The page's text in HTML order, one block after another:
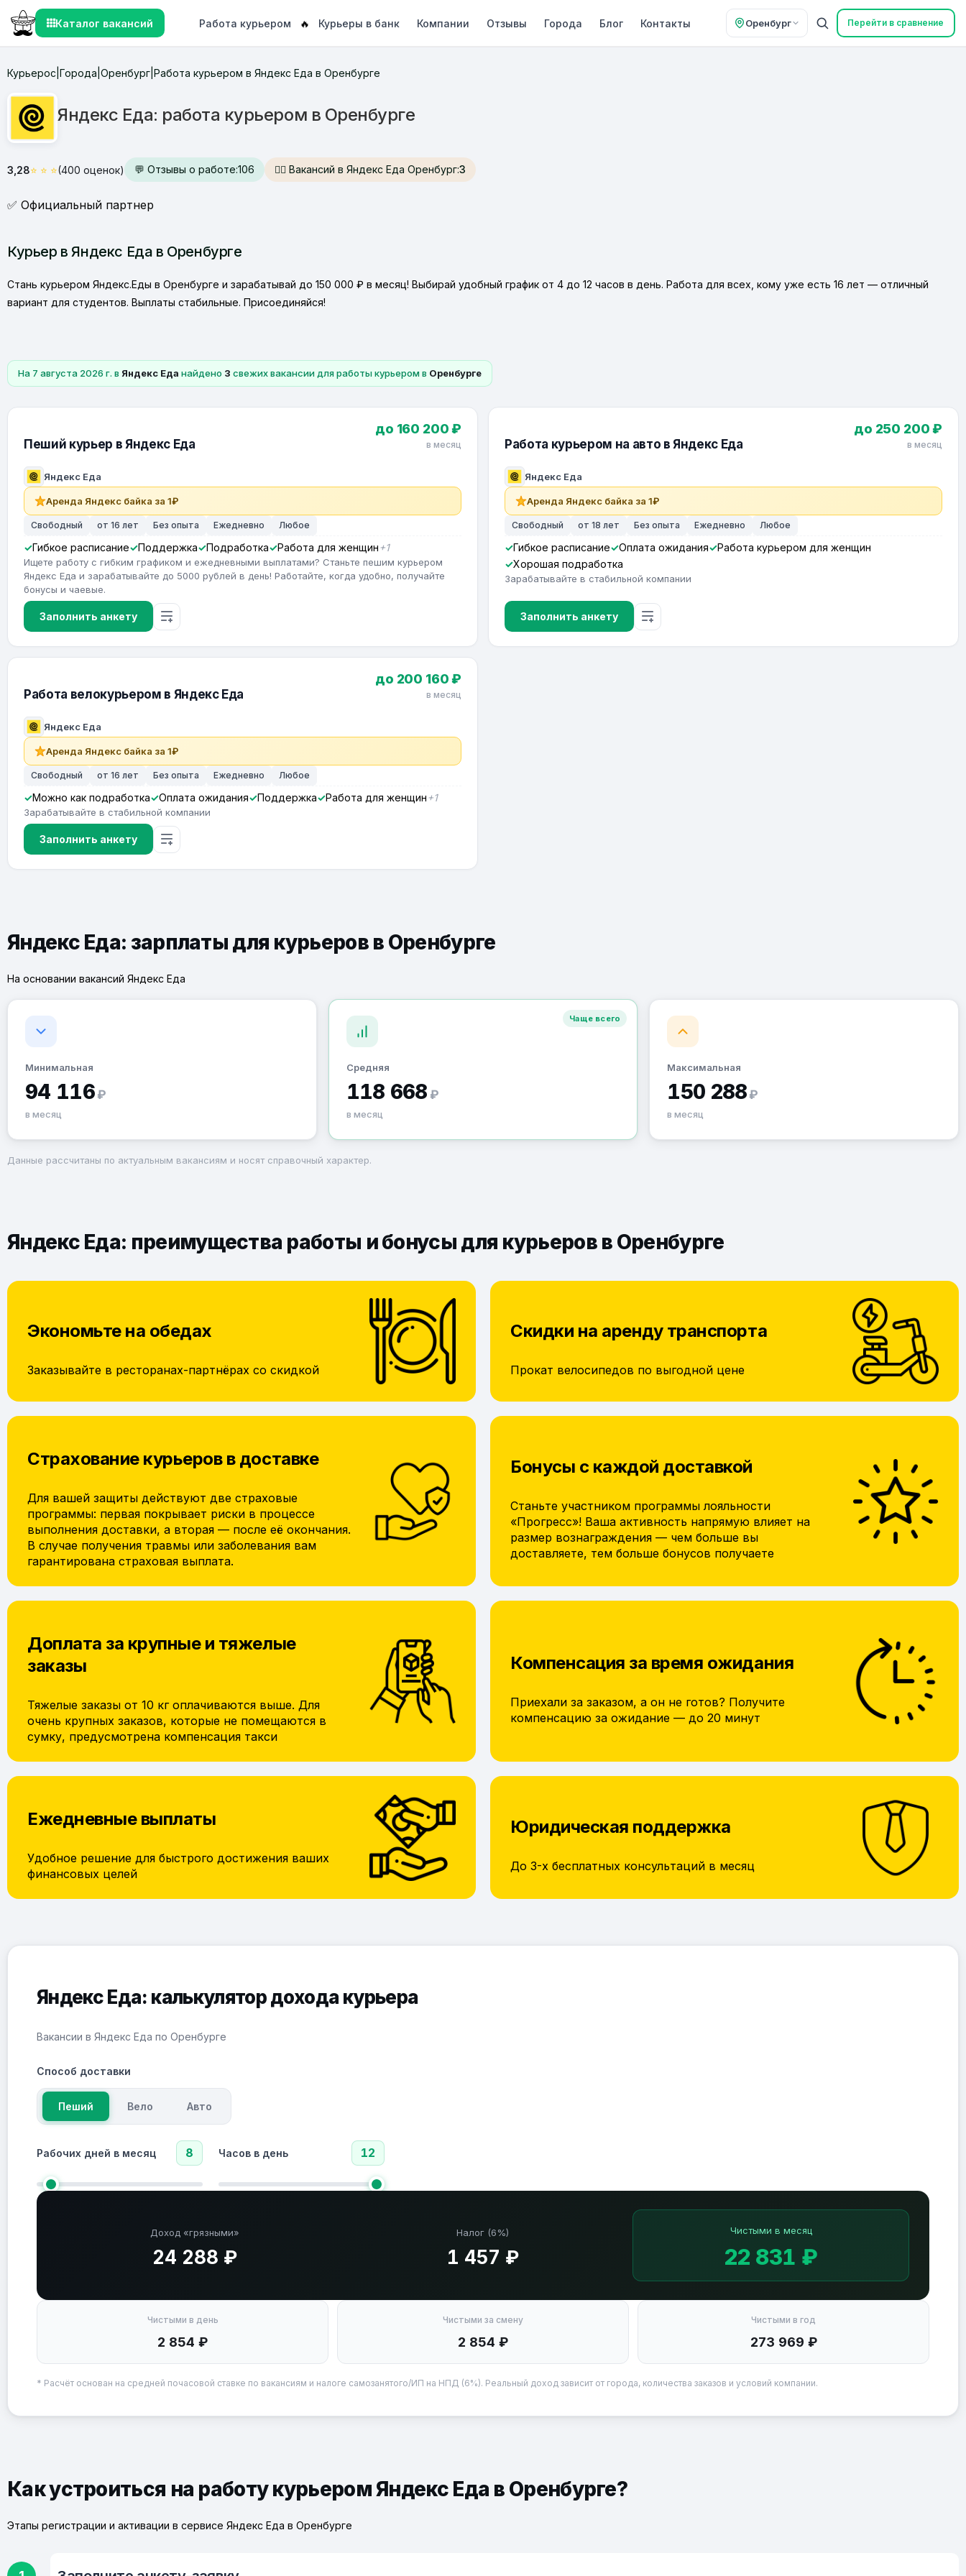
Каталог вакансий Работа курьером 🔥 Курьеры в банк Компании Отзывы Города Блог Контакты Оренбург Перейти в сравнение
Курьерос Города Оренбург Работа курьером в Яндекс Еда в Оренбурге
Яндекс Еда: работа курьером в Оренбурге
3,28⭐ ⭐ ⭐(400 оценок) 💬 Отзывы о работе:106 🙋‍♂️ Вакансий в Яндекс Еда Оренбург:3
✅ Официальный партнер
Курьер в Яндекс Еда в Оренбурге
Стань курьером Яндекс.Еды в Оренбурге и зарабатывай до 150 000 ₽ в месяц! Выбирай удобный график от 4 до 12 часов в день. Работа для всех, кому уже есть 16 лет — отличный
вариант для студентов. Выплаты стабильные. Присоединяйся!
На 7 августа 2026 г. в Яндекс Еда найдено 3 свежих вакансии для работы курьером в Оренбурге
Пеший курьер в Яндекс Еда
Яндекс Еда
до 160 200 ₽
в месяц
Аренда Яндекс байка за 1₽
Свободный от 16 лет Без опыта Ежедневно Любое
Гибкое расписание Поддержка Подработка Работа для женщин +1
Ищете работу с гибким графиком и ежедневными выплатами? Станьте пешим курьером
Яндекс Еда и зарабатывайте до 5000 рублей в день! Работайте, когда удобно, получайте
бонусы и чаевые.
Заполнить анкету
Работа курьером на авто в Яндекс Еда
Яндекс Еда
до 250 200 ₽
в месяц
Аренда Яндекс байка за 1₽
Свободный от 18 лет Без опыта Ежедневно Любое
Гибкое расписание Оплата ожидания
Работа курьером для женщин
Хорошая подработка
Зарабатывайте в стабильной компании
Заполнить анкету
Работа велокурьером в Яндекс Еда
Яндекс Еда
до 200 160 ₽
в месяц
Аренда Яндекс байка за 1₽
Свободный от 16 лет Без опыта Ежедневно Любое
Можно как подработка Оплата ожидания Поддержка Работа для женщин +1
Зарабатывайте в стабильной компании
Заполнить анкету
Яндекс Еда: зарплаты для курьеров в Оренбурге
На основании вакансий Яндекс Еда
Минимальная
94 116 ₽
в месяц
Чаще всего
Средняя
118 668 ₽
в месяц
Максимальная
150 288 ₽
в месяц
Данные рассчитаны по актуальным вакансиям и носят справочный характер.
Яндекс Еда: преимущества работы и бонусы для курьеров в Оренбурге
Экономьте на обедах
Заказывайте в ресторанах-партнёрах со скидкой
Скидки на аренду транспорта
Прокат велосипедов по выгодной цене
Страхование курьеров в доставке
Для вашей защиты действуют две страховые
программы: первая покрывает риски в процессе
выполнения доставки, а вторая — после её окончания.
В случае получения травмы или заболевания вам
гарантирована страховая выплата.
Бонусы с каждой доставкой
Станьте участником программы лояльности
«Прогресс»! Ваша активность напрямую влияет на
размер вознаграждения — чем больше вы
доставляете, тем больше бонусов получаете
Доплата за крупные и тяжелые
заказы
Тяжелые заказы от 10 кг оплачиваются выше. Для
очень крупных заказов, которые не помещаются в
сумку, предусмотрена компенсация такси
Компенсация за время ожидания
Приехали за заказом, а он не готов? Получите
компенсацию за ожидание — до 20 минут
Ежедневные выплаты
Удобное решение для быстрого достижения ваших
финансовых целей
Юридическая поддержка
До 3-х бесплатных консультаций в месяц
Яндекс Еда: калькулятор дохода курьера
Вакансии в Яндекс Еда по Оренбурге
Способ доставки
Пеший Вело Авто
Рабочих дней в месяц 8 Часов в день 12
Доход «грязными»
24 288 ₽
Налог (6%)
1 457 ₽
Чистыми в месяц
22 831 ₽
Чистыми в день
2 854 ₽
Чистыми за смену
2 854 ₽
Чистыми в год
273 969 ₽
* Расчёт основан на средней почасовой ставке по вакансиям и налоге самозанятого/ИП на НПД (6%). Реальный доход зависит от города, количества заказов и условий компании.
Как устроиться на работу курьером Яндекс Еда в Оренбурге?
Этапы регистрации и активации в сервисе Яндекс Еда в Оренбурге